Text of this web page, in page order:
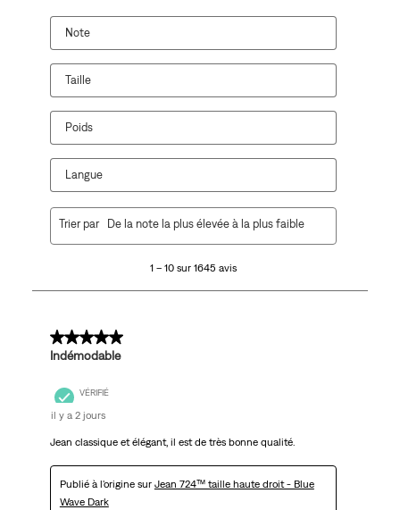
Note
Taille
Poids
Langue
1645
1 – 10 sur 1645 avis
Trier par De la note la plus élevée à la plus faible
5 sur 5 étoiles.
Indémodable
VÉRIFIÉ
il y a 2 jours
Jean classique et élégant, il est de très bonne qualité.
Publié à l'origine sur Jean 724™ taille haute droit - Blue
Wave Dark